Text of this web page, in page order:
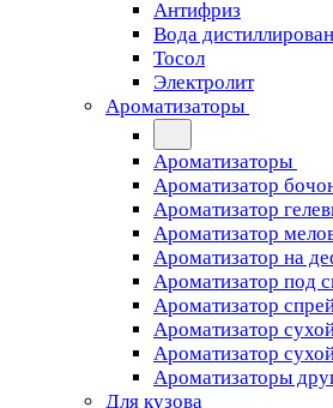
Антифриз
Вода
Тосол
Электролит
Ароматизаторы
Ароматизаторы
Ароматизатор
Ароматизатор
Ароматизатор
Ароматизатор на
Ароматизатор под
Ароматизатор
Ароматизатор
Ароматизатор
Ароматизаторы
Для кузова